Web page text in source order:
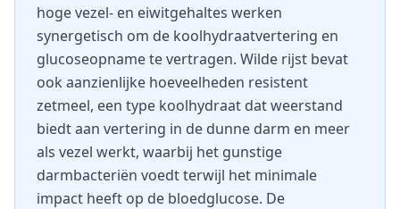
hoge vezel- en eiwitgehaltes werken
synergetisch om de koolhydraatvertering en
glucoseopname te vertragen. Wilde rijst bevat
ook aanzienlijke hoeveelheden resistent
zetmeel, een type koolhydraat dat weerstand
biedt aan vertering in de dunne darm en meer
als vezel werkt, waarbij het gunstige
darmbacteriën voedt terwijl het minimale
impact heeft op de bloedglucose. De